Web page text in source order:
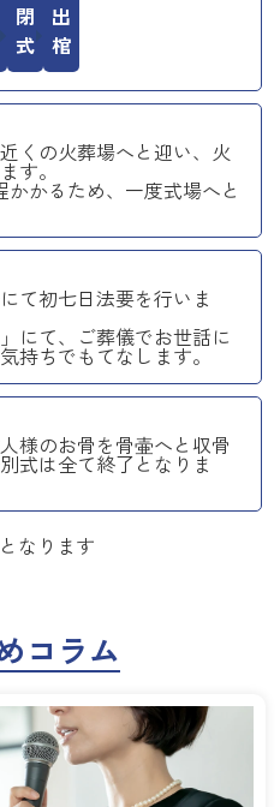
閉式 出棺
くの火葬場へと迎い、火
す。
かるため、一度式場へと
て初七日法要を行いま
にて、ご葬儀でお世話に
持ちでもてなします。
様のお骨を骨壷へと収骨
式は全て終了となりま
なります
コラム